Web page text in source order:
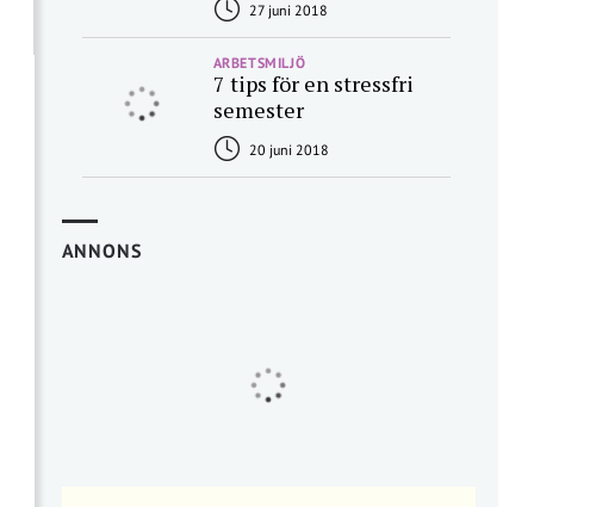
27 juni 2018
ARBETSMILJÖ
7 tips för en stressfri
semester
20 juni 2018
ANNONS